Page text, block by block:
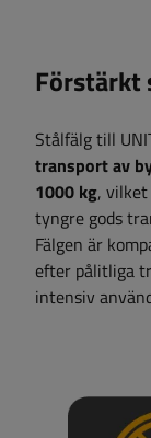
Förstärkt
Stålfälg till
transport av
1000 kg,
tyngre gods
Fälgen är
efter pålitliga
intensiv